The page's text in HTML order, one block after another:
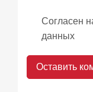
Согласен
данных